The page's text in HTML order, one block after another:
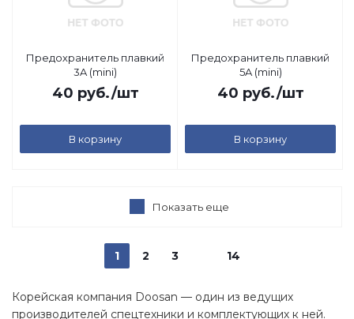
Предохранитель плавкий
3A (mini)
40 руб./шт
В корзину
Предохранитель плавкий
5A (mini)
40 руб./шт
В корзину
Показать еще
1 2 3 14
Корейская компания Doosan — один из ведущих
производителей спецтехники и комплектующих к ней.